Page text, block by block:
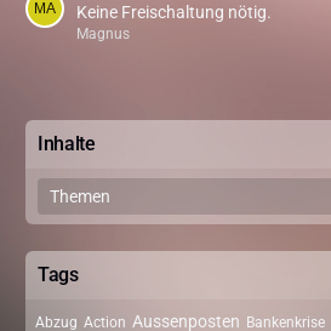
Keine Freischaltung nötig.
Magnus
Inhalte
Themen
Tags
Abzug Action Aussenposten Bankenkrise